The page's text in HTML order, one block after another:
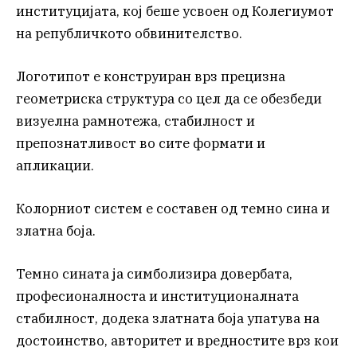
институцијата, кој беше усвоен од Колегиумот
на републичкото обвинителство.
Логотипот е конструиран врз прецизна
геометриска структура со цел да се обезбеди
визуелна рамнотежа, стабилност и
препознатливост во сите формати и
апликации.
Колорниот систем е составен од темно сина и
златна боја.
Темно сината ја симболизира довербата,
професионалноста и институционалната
стабилност, додека златната боја упатува на
достоинство, авторитет и вредностите врз кои